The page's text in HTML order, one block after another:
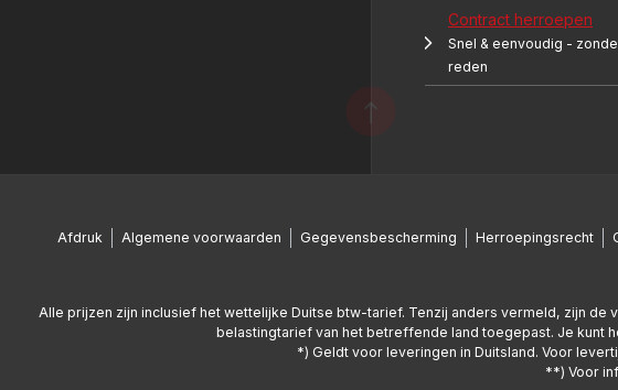
Contract herroepen
Snel & eenvoudig -
reden
Afdruk Algemene voorwaarden Gegevensbescherming Herroepingsrecht
Alle prijzen zijn inclusief het wettelijke Duitse btw-tarief. Tenzij anders vermeld, zijn
belastingtarief van het betreffende land toegepast. Je kunt
*) Geldt voor leveringen in Duitsland. Voor
**) Voor